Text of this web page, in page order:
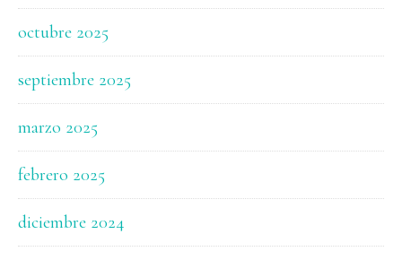
octubre 2025
septiembre 2025
marzo 2025
febrero 2025
diciembre 2024